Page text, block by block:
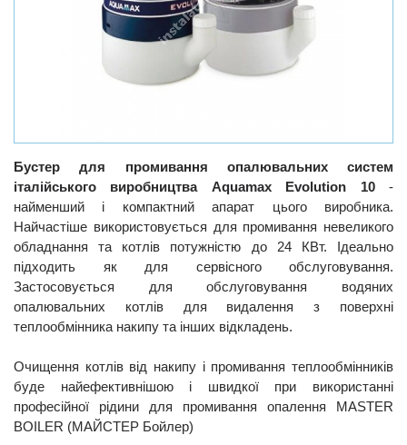
Бустер для промивання опалювальних систем
італійського виробництва Aquamax Evolution 10-
найменший і компактний апарат цього виробника.
Найчастіше використовується для промивання невеликого
обладнання та котлів потужністю до 24 КВт. Ідеально
підходить як для сервісного обслуговування.
Застосовується для обслуговування водяних
опалювальних котлів для видалення з поверхні
теплообмінника накипу та інших відкладень.
Очищення котлів від накипу і промивання теплообмінників
буде найефективнішою і швидкої при використанні
професійної рідини для промивання опалення MASTER
BOILER (МАЙСТЕР Бойлер)